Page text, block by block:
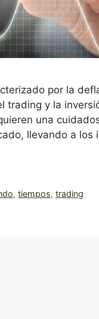
por la
trading y la
una
llevando a
,tiempos,trading